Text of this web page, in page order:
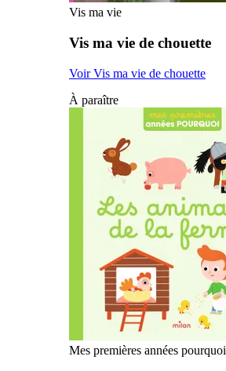
Vis ma vie
Vis ma vie de chouette
Voir Vis ma vie de chouette
À paraître
Mes premières années pourquoi